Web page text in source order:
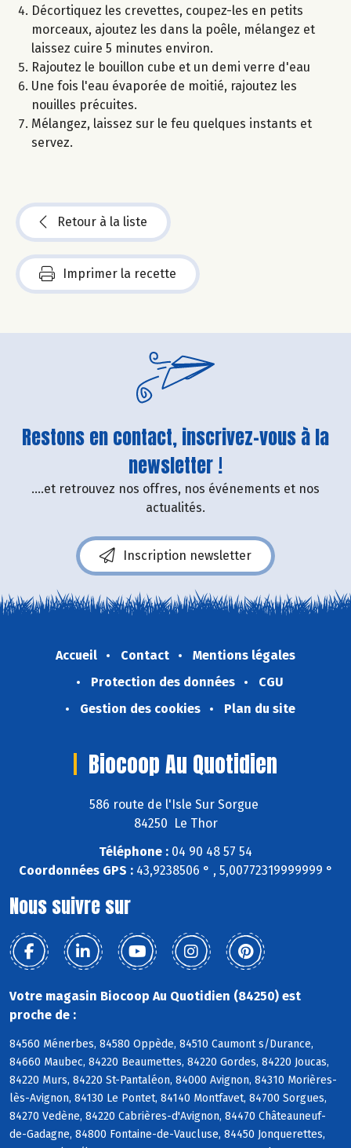
Décortiquez les crevettes, coupez-les en petits
morceaux, ajoutez les dans la poêle, mélangez et
laissez cuire 5 minutes environ.
Rajoutez le bouillon cube et un demi verre d'eau
Une fois l'eau évaporée de moitié, rajoutez les
nouilles précuites.
Mélangez, laissez sur le feu quelques instants et
servez.
Retour à la liste
Imprimer la recette
Restons en contact, inscrivez-vous à la
newsletter !
....et retrouvez nos offres, nos événements et nos
actualités.
Inscription newsletter
Accueil Contact
Mentions légales
Protection des données
CGU
Gestion des cookies
Plan du site
Biocoop Au Quotidien
586 route de l'Isle Sur Sorgue
84250 Le Thor
Téléphone : 04 90 48 57 54
Coordonnées GPS :43,9238506 ° , 5,00772319999999 °
Nous suivre sur
Votre magasin Biocoop Au Quotidien (84250) est
proche de :
84560 Ménerbes, 84580 Oppède, 84510 Caumont s/Durance,
84660 Maubec, 84220 Beaumettes, 84220 Gordes, 84220 Joucas,
84220 Murs, 84220 St-Pantaléon, 84000 Avignon, 84310 Morières-
lès-Avignon, 84130 Le Pontet, 84140 Montfavet, 84700 Sorgues,
84270 Vedène, 84220 Cabrières-d'Avignon, 84470 Châteauneuf-
de-Gadagne, 84800 Fontaine-de-Vaucluse, 84450 Jonquerettes,